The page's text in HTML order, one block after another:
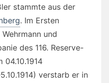
stammte aus der
. Im Ersten
und
des 116. Reserve-
04.10.1914
verstarb er in